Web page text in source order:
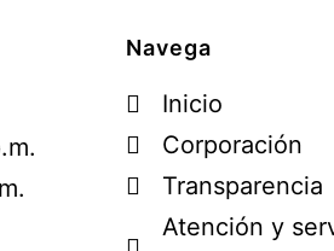
Navega
Inicio
Corporación
Transparencia
Atención y